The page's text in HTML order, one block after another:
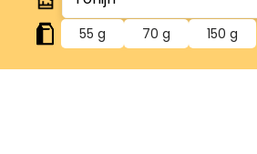
55 g 70 g 150 g